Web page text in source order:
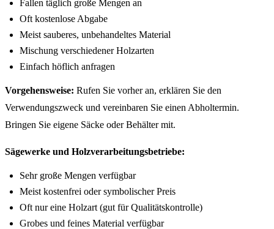
Fallen täglich große Mengen an
Oft kostenlose Abgabe
Meist sauberes, unbehandeltes Material
Mischung verschiedener Holzarten
Einfach höflich anfragen
Vorgehensweise: Rufen Sie vorher an, erklären Sie den
Verwendungszweck und vereinbaren Sie einen Abholtermin.
Bringen Sie eigene Säcke oder Behälter mit.
Sägewerke und Holzverarbeitungsbetriebe:
Sehr große Mengen verfügbar
Meist kostenfrei oder symbolischer Preis
Oft nur eine Holzart (gut für Qualitätskontrolle)
Grobes und feines Material verfügbar